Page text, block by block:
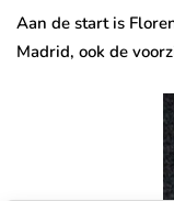
Aan de start is
Madrid, ook de